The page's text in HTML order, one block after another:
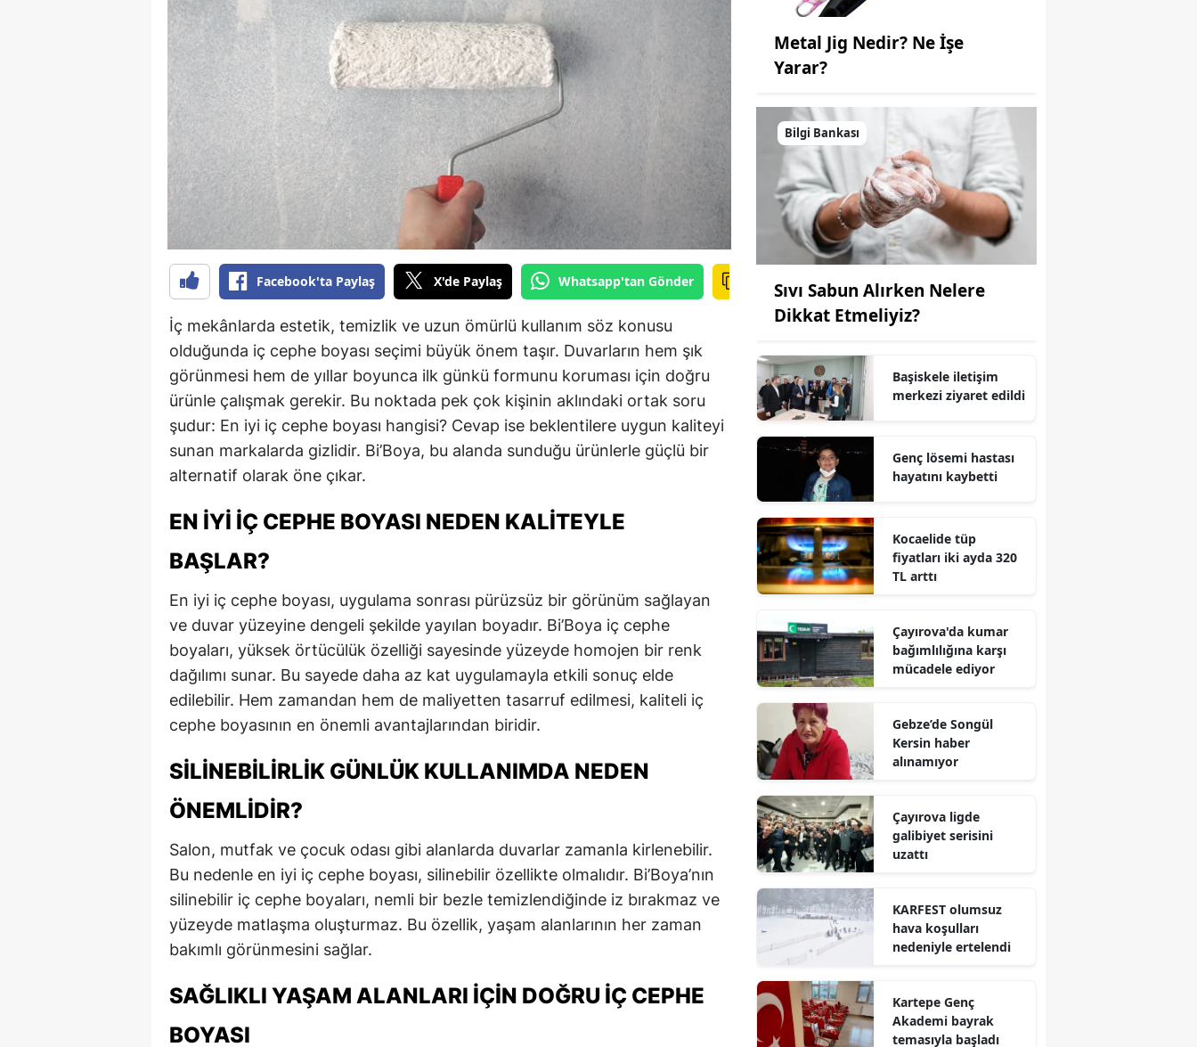
Tunceli
Şanlıurfa
Uşak
Van
Yozgat
Zonguldak
Bayburt
Kırıkkale
Şırnak
Bartın
Iğdır
Karabük
Kilis
Düzce
Facebook'ta Paylaş X'de Paylaş Whatsapp'tan Gönder
İç mekânlarda estetik, temizlik ve uzun ömürlü kullanım söz konusu
olduğunda iç cephe boyası seçimi büyük önem taşır. Duvarların hem şık
görünmesi hem de yıllar boyunca ilk günkü formunu koruması için doğru
ürünle çalışmak gerekir. Bu noktada pek çok kişinin aklındaki ortak soru
şudur: En iyi iç cephe boyası hangisi? Cevap ise beklentilere uygun kaliteyi
sunan markalarda gizlidir. Bi’Boya, bu alanda sunduğu ürünlerle güçlü bir
alternatif olarak öne çıkar.
EN İYI İÇ CEPHE BOYASI NEDEN KALITEYLE
BAŞLAR?
En iyi iç cephe boyası, uygulama sonrası pürüzsüz bir görünüm sağlayan
ve duvar yüzeyine dengeli şekilde yayılan boyadır. Bi’Boya iç cephe
boyaları, yüksek örtücülük özelliği sayesinde yüzeyde homojen bir renk
dağılımı sunar. Bu sayede daha az kat uygulamayla etkili sonuç elde
edilebilir. Hem zamandan hem de maliyetten tasarruf edilmesi, kaliteli iç
cephe boyasının en önemli avantajlarından biridir.
SILINEBILIRLIK GÜNLÜK KULLANIMDA NEDEN
ÖNEMLIDIR?
Salon, mutfak ve çocuk odası gibi alanlarda duvarlar zamanla kirlenebilir.
Bu nedenle en iyi iç cephe boyası, silinebilir özellikte olmalıdır. Bi’Boya’nın
silinebilir iç cephe boyaları, nemli bir bezle temizlendiğinde iz bırakmaz ve
yüzeyde matlaşma oluşturmaz. Bu özellik, yaşam alanlarının her zaman
bakımlı görünmesini sağlar.
SAĞLIKLI YAŞAM ALANLARI İÇIN DOĞRU İÇ CEPHE
BOYASI
Metal Jig Nedir? Ne İşe
Yarar?
Bilgi Bankası
Sıvı Sabun Alırken Nelere
Dikkat Etmeliyiz?
Başiskele iletişim
merkezi ziyaret edildi
Genç lösemi hastası
hayatını kaybetti
Kocaelide tüp
fiyatları iki ayda 320
TL arttı
Çayırova'da kumar
bağımlılığına karşı
mücadele ediyor
Gebze’de Songül
Kersin haber
alınamıyor
Çayırova ligde
galibiyet serisini
uzattı
KARFEST olumsuz
hava koşulları
nedeniyle ertelendi
Kartepe Genç
Akademi bayrak
temasıyla başladı